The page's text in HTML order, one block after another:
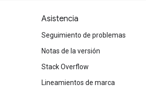
Asistencia
Seguimiento de problemas
Notas de la versión
Stack Overflow
Lineamientos de marca